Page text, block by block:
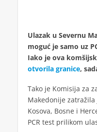
Ulazak u Severnu
moguć je samo uz
Iako je ova
otvorila granice,
Tako je Komisija za
Makedonije
Kosova, Bosne i
PCR test prilikom